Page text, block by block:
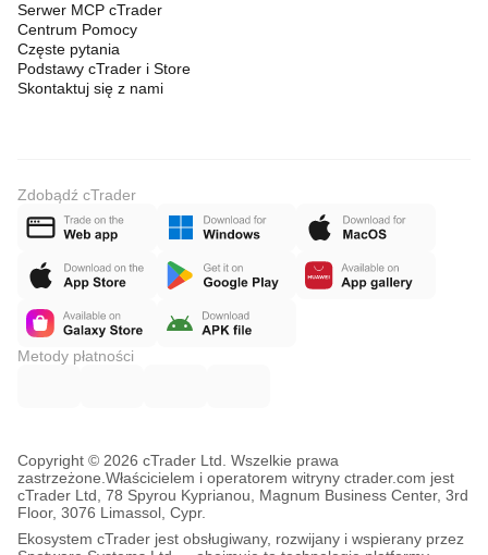
Serwer MCP cTrader
Centrum Pomocy
Częste pytania
Podstawy cTrader i Store
Skontaktuj się z nami
Zdobądź cTrader
Metody płatności
Copyright © 2026 cTrader Ltd. Wszelkie prawa
zastrzeżone. Właścicielem i operatorem witryny ctrader.com jest
cTrader Ltd, 78 Spyrou Kyprianou, Magnum Business Center, 3rd
Floor, 3076 Limassol, Cypr.
Ekosystem cTrader jest obsługiwany, rozwijany i wspierany przez